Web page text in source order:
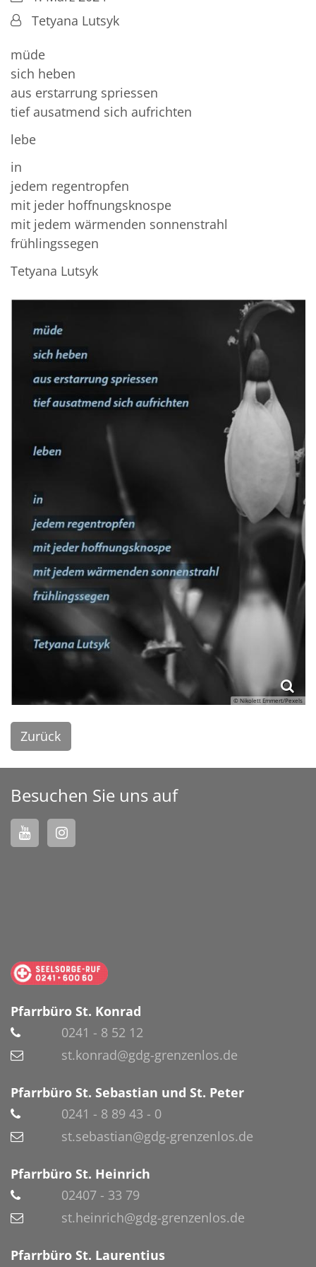
Von:Tetyana Lutsyk
müde
sich heben
aus erstarrung spriessen
tief ausatmend sich aufrichten
lebe
in
jedem regentropfen
mit jeder hoffnungsknospe
mit jedem wärmenden sonnenstrahl
frühlingssegen
Tetyana Lutsyk
© Nikolett Emmert/Pexels
Zurück
Besuchen Sie uns auf
Pfarrbüro St. Konrad
0241 - 8 52 12
st.konrad@gdg-grenzenlos.de
Pfarrbüro St. Sebastian und St. Peter
0241 - 8 89 43 - 0
st.sebastian@gdg-grenzenlos.de
Pfarrbüro St. Heinrich
02407 - 33 79
st.heinrich@gdg-grenzenlos.de
Pfarrbüro St. Laurentius